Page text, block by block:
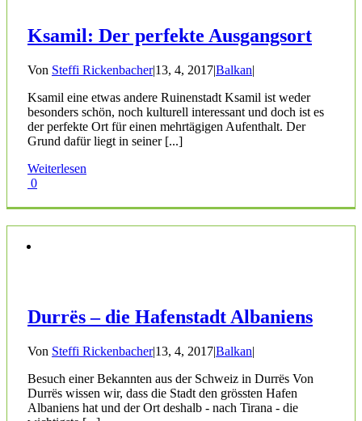
Ksamil: Der perfekte Ausgangsort
Von Steffi Rickenbacher|13, 4, 2017|Balkan|
Ksamil eine etwas andere Ruinenstadt Ksamil ist weder
besonders schön, noch kulturell interessant und doch ist es
der perfekte Ort für einen mehrtägigen Aufenthalt. Der
Grund dafür liegt in seiner [...]
Weiterlesen
0
Durrës – die Hafenstadt Albaniens
Von Steffi Rickenbacher|13, 4, 2017|Balkan|
Besuch einer Bekannten aus der Schweiz in Durrës Von
Durrës wissen wir, dass die Stadt den grössten Hafen
Albaniens hat und der Ort deshalb - nach Tirana - die